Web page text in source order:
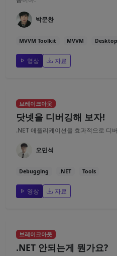
박문찬
MVVM Toolkit MVVM Desktop
영상 자료
브레이크아웃
닷넷을 디버깅해 보자!
.NET 애플리케이션을 효과적으로 디
오민석
Debugging .NET Tools
영상 자료
브레이크아웃
.NET 안되는게 뭔가요?